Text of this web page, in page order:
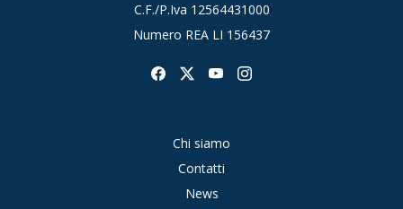
C.F./P.Iva 12564431000
Numero REA LI 156437
Chi siamo
Contatti
News